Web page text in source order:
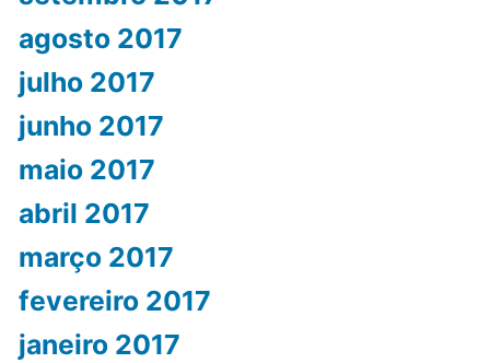
agosto 2017
julho 2017
junho 2017
maio 2017
abril 2017
março 2017
fevereiro 2017
janeiro 2017